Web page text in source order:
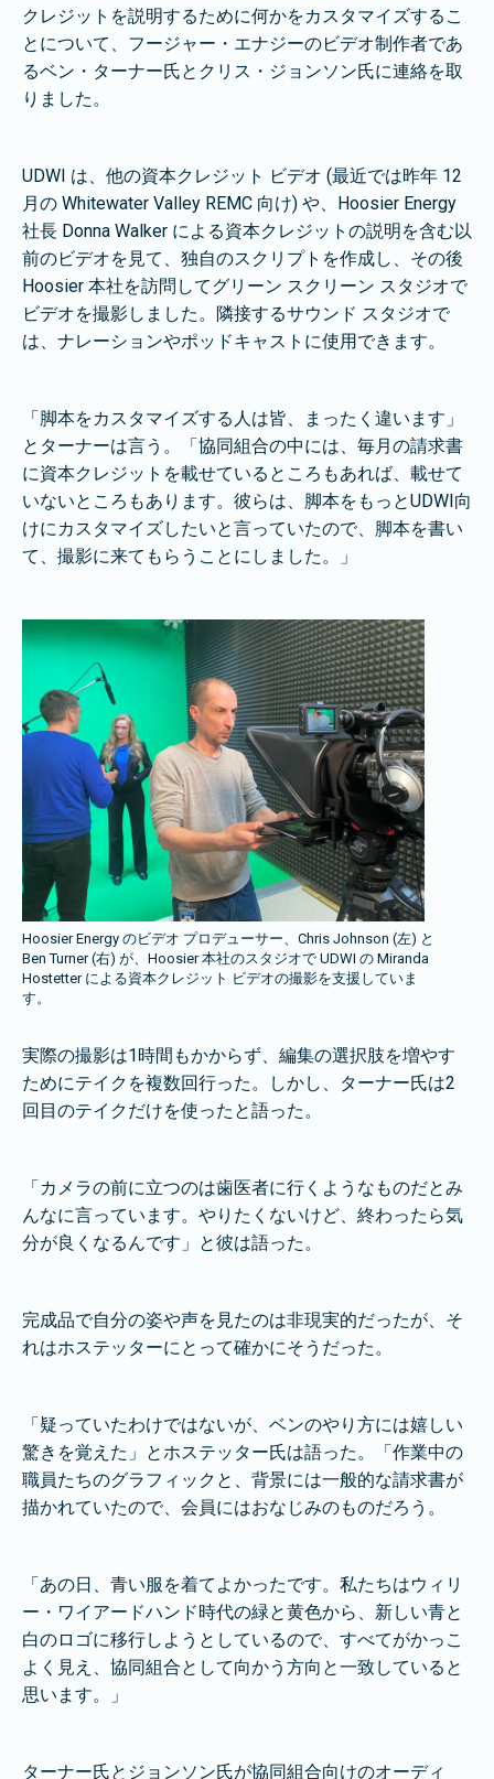
クレジットを説明するために何かをカスタマイズするこ
とについて、フージャー・エナジーのビデオ制作者であ
るベン・ターナー氏とクリス・ジョンソン氏に連絡を取
りました。
UDWI は、他の資本クレジット ビデオ (最近では昨年 12
月の Whitewater Valley REMC 向け) や、Hoosier Energy
社長 Donna Walker による資本クレジットの説明を含む以
前のビデオを見て、独自のスクリプトを作成し、その後
Hoosier 本社を訪問してグリーン スクリーン スタジオで
ビデオを撮影しました。隣接するサウンド スタジオで
は、ナレーションやポッドキャストに使用できます。
「脚本をカスタマイズする人は皆、まったく違います」
とターナーは言う。「協同組合の中には、毎月の請求書
に資本クレジットを載せているところもあれば、載せて
いないところもあります。彼らは、脚本をもっとUDWI向
けにカスタマイズしたいと言っていたので、脚本を書い
て、撮影に来てもらうことにしました。」
Hoosier Energy のビデオ プロデューサー、Chris Johnson (左) と
Ben Turner (右) が、Hoosier 本社のスタジオで UDWI の Miranda
Hostetter による資本クレジット ビデオの撮影を支援していま
す。
実際の撮影は1時間もかからず、編集の選択肢を増やす
ためにテイクを複数回行った。しかし、ターナー氏は2
回目のテイクだけを使ったと語った。
「カメラの前に立つのは歯医者に行くようなものだとみ
んなに言っています。やりたくないけど、終わったら気
分が良くなるんです」と彼は語った。
完成品で自分の姿や声を見たのは非現実的だったが、そ
れはホステッターにとって確かにそうだった。
「疑っていたわけではないが、ベンのやり方には嬉しい
驚きを覚えた」とホステッター氏は語った。「作業中の
職員たちのグラフィックと、背景には一般的な請求書が
描かれていたので、会員にはおなじみのものだろう。
「あの日、青い服を着てよかったです。私たちはウィリ
ー・ワイアードハンド時代の緑と黄色から、新しい青と
白のロゴに移行しようとしているので、すべてがかっこ
よく見え、協同組合として向かう方向と一致していると
思います。」
ターナー氏とジョンソン氏が協同組合向けのオーディ